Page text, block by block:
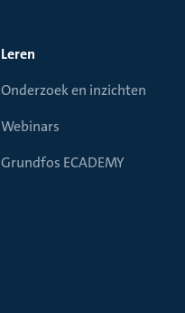
Leren
Onderzoek en inzichten
Webinars
Grundfos ECADEMY